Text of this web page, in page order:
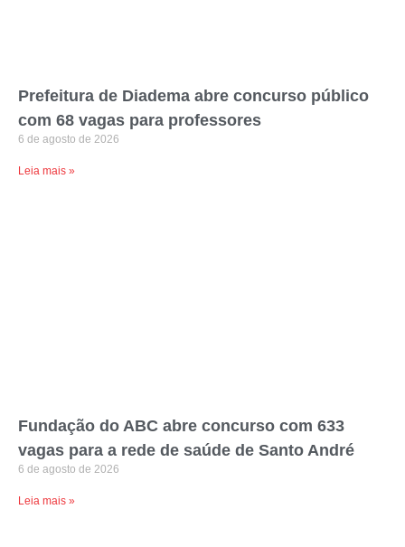
Prefeitura de Diadema abre concurso público
com 68 vagas para professores
6 de agosto de 2026
Leia mais »
Fundação do ABC abre concurso com 633
vagas para a rede de saúde de Santo André
6 de agosto de 2026
Leia mais »